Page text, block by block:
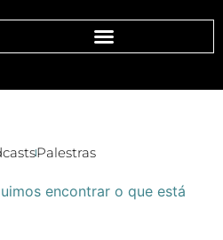
Palestras
encontrar o que está